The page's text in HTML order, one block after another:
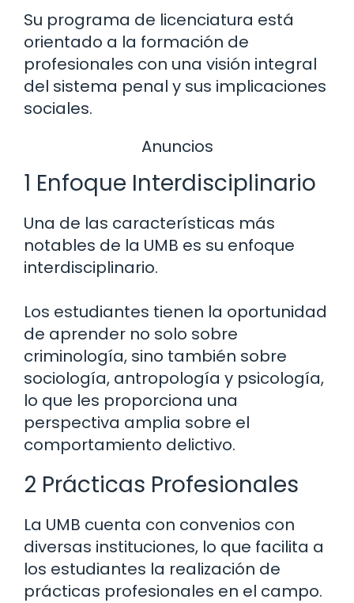
Su programa de licenciatura está
orientado a la formación de
profesionales con una visión integral
del sistema penal y sus implicaciones
sociales.
Anuncios
1 Enfoque Interdisciplinario
Una de las características más
notables de la UMB es su enfoque
interdisciplinario.
Los estudiantes tienen la oportunidad
de aprender no solo sobre
criminología, sino también sobre
sociología, antropología y psicología,
lo que les proporciona una
perspectiva amplia sobre el
comportamiento delictivo.
2 Prácticas Profesionales
La UMB cuenta con convenios con
diversas instituciones, lo que facilita a
los estudiantes la realización de
prácticas profesionales en el campo.